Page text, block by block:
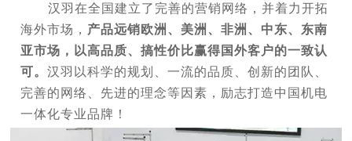
汉羽在全国建立了完善的营销网络，并着力开拓
海外市场， 产品远销欧洲、美洲、非洲、中东、东南
亚市场，以高品质、搞性价比赢得国外客户的一致认
可。 汉羽以科学的规划、一流的品质、创新的团队、
完善的网络、先进的理念等因素，励志打造中国机电
一体化专业品牌！